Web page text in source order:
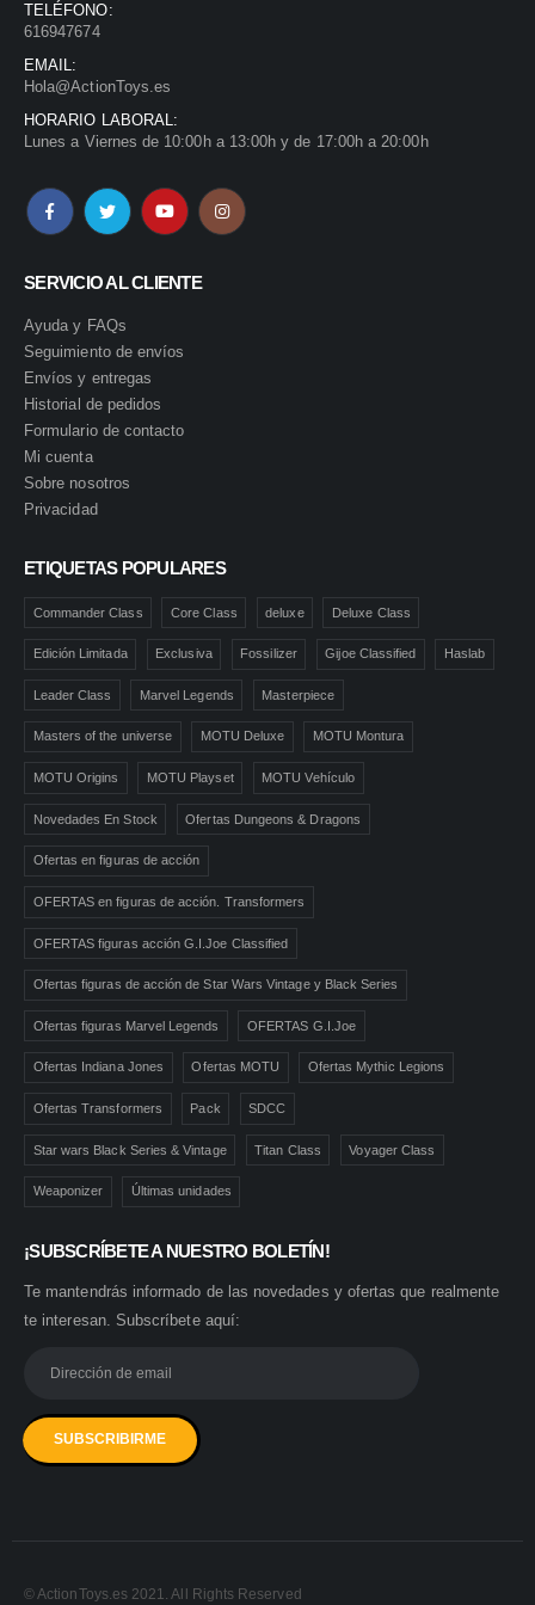
TELÉFONO:
616947674
EMAIL:
Hola@ActionToys.es
HORARIO LABORAL:
Lunes a Viernes de 10:00h a 13:00h y de 17:00h a 20:00h
SERVICIO AL CLIENTE
Ayuda y FAQs
Seguimiento de envíos
Envíos y entregas
Historial de pedidos
Formulario de contacto
Mi cuenta
Sobre nosotros
Privacidad
ETIQUETAS POPULARES
Commander Class Core Class deluxe Deluxe Class
Edición Limitada Exclusiva Fossilizer Gijoe Classified Haslab
Leader Class Marvel Legends Masterpiece
Masters of the universe MOTU Deluxe MOTU Montura
MOTU Origins MOTU Playset MOTU Vehículo
Novedades En Stock Ofertas Dungeons & Dragons
Ofertas en figuras de acción
OFERTAS en figuras de acción. Transformers
OFERTAS figuras acción G.I.Joe Classified
Ofertas figuras de acción de Star Wars Vintage y Black Series
Ofertas figuras Marvel Legends OFERTAS G.I.Joe
Ofertas Indiana Jones Ofertas MOTU Ofertas Mythic Legions
Ofertas Transformers Pack SDCC
Star wars Black Series & Vintage Titan Class Voyager Class
Weaponizer Últimas unidades
¡SUBSCRÍBETE A NUESTRO BOLETÍN!
Te mantendrás informado de las novedades y ofertas que realmente
te interesan. Subscríbete aquí:
© ActionToys.es 2021. All Rights Reserved